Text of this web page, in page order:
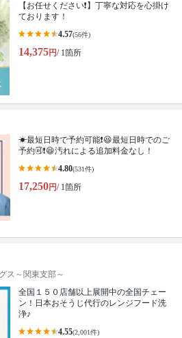
【お任せください❗️】丁寧な対応を心掛け
ております！
4.57(56件)
14,375円/ 1箇所
☀最短日時で予約可能❗😆最短日時でのご
予約🉑❗️😆汚れによる追加料金なし！
4.80(531件)
17,250円/ 1箇所
ス～関東支部～
全国１５０店舗以上展開中の全国チェー
ン！日本おそうじ代行のレンジフード洗
浄♪
4.55(2,001件)